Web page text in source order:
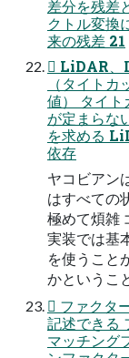
差分を残差
クトル変換
来の残差 21
 LiDAR、
（タイト
値） タイ
が定まらな
を求める
依存
ヤコビアン
はすべての
極めて煩雑
実装では基
を使うこと
かというこ
 ファクタ
記述できる
マッチング